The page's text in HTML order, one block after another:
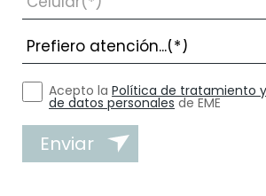
Acepto la Política de tratamiento
de datos personales de EME
Enviar